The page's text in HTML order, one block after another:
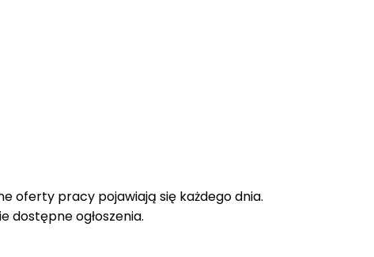
oferty pracy pojawiają się każdego dnia.
dostępne ogłoszenia.